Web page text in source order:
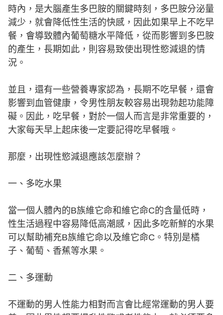
時內，是大腦產生多巴胺的關鍵時刻，多巴胺分泌量
減少，就會降低性生活的快感，因此如果早上不吃早
餐，會導致體內葡萄糖水平降低，從而影響到多巴胺
的產生，長期如此，則容易致使出現性慾減退的情
況。
並且，還有一些營養專家認為，長期不吃早餐，還會
影響到血管健康，令男性朋友較容易出現勃起功能障
礙。因此，吃早餐，對於一個人而言是非常重要的，
大家每天早上起床後一定要記得吃早餐哦。
那麼，出現性慾減退應該怎麼辦？
一、多吃水果
當一個人體內的B族維它命和維它命C的含量低時，
性生活過程中容易降低高潮感，因此多吃新鮮的水果
可以幫助補充B族維它命以及維它命C。特別是橘
子、葡萄、香蕉等水果。
二、多運動
不運動的男人性能力相對而言會比經常運動的男人要